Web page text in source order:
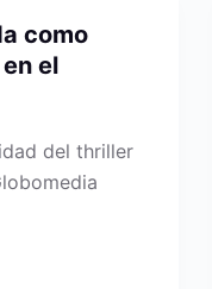
como
el
del thriller